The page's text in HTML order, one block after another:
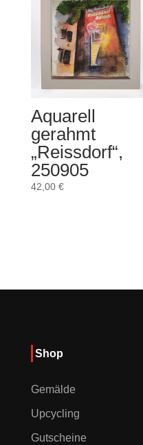
Aquarell
gerahmt
„Reissdorf“,
250905
42,00 €
Shop
Gemälde
Upcycling
Gutscheine